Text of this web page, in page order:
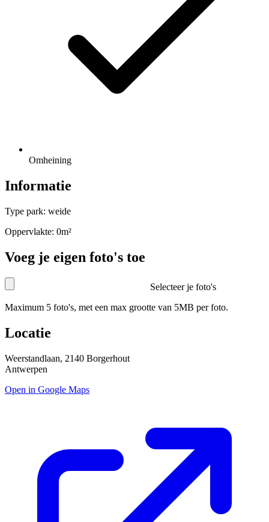
Omheining
Informatie
Type park: weide
Oppervlakte: 0m²
Voeg je eigen foto's toe
Selecteer je foto's
Maximum 5 foto's, met een max grootte van 5MB per foto.
Locatie
Weerstandlaan, 2140 Borgerhout
Antwerpen
Open in Google Maps